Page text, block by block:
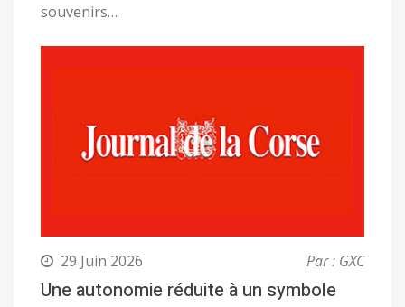
souvenirs…
29 Juin 2026 Par : GXC
Une autonomie réduite à un symbole